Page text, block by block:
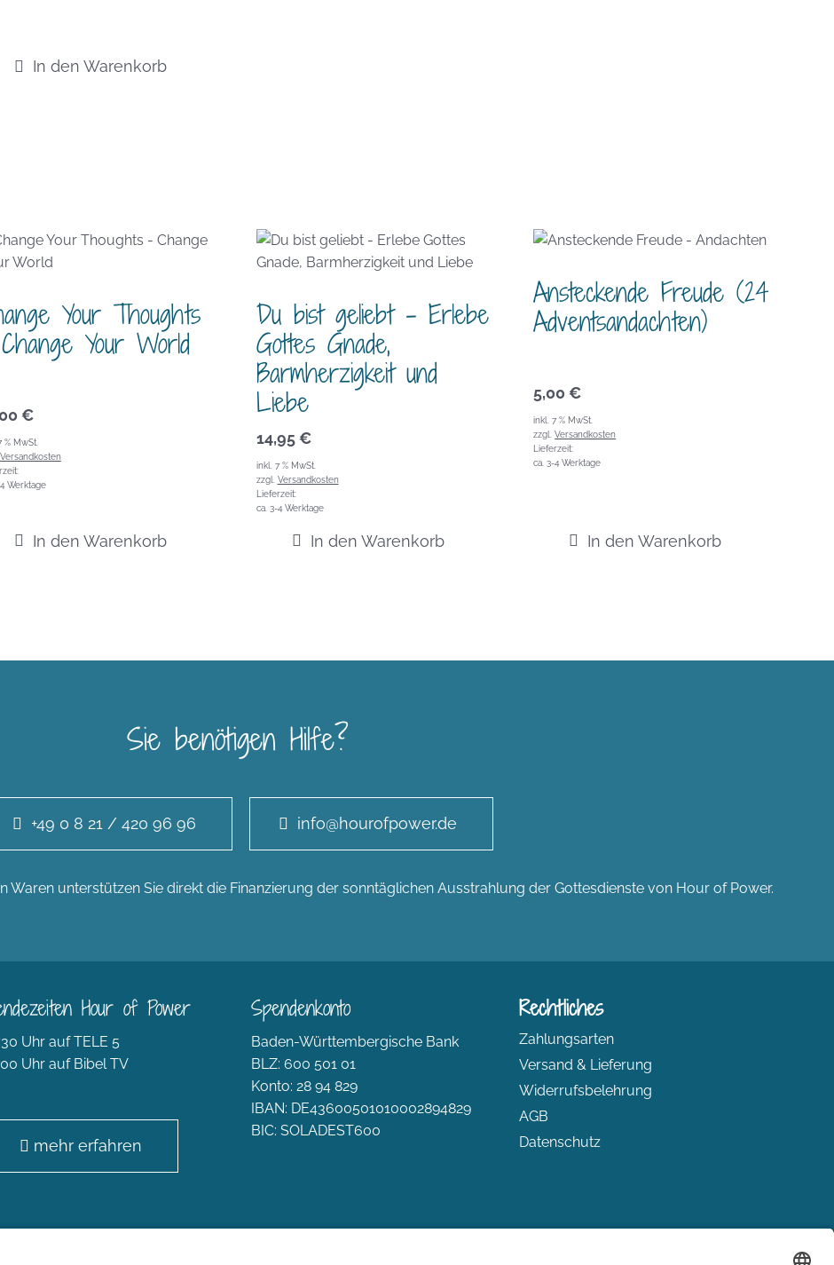
In den Warenkorb
Your Thoughts
Your World
€
% MwSt.
Versandkosten
Werktage
In den Warenkorb
Du bist geliebt – Erlebe
Gottes Gnade,
Barmherzigkeit und
Liebe
14,95 €
inkl. 7 % MwSt.
zzgl. Versandkosten
Lieferzeit:
ca. 3-4 Werktage
In den Warenkorb
Ansteckende Freude (24
Adventsandachten)
5,00 €
inkl. 7 % MwSt.
zzgl.Versandkosten
Lieferzeit:
ca. 3-4 Werktage
In den Warenkorb
Sie benötigen Hilfe?
+49 0 8 21 / 420 96 96 info@hourofpower.de
Waren unterstützen Sie direkt die Finanzierung der sonntäglichen Ausstrahlung der Gottesdienste von Hour of Power.
Hour of Power
Uhr auf TELE 5
Uhr auf Bibel TV
mehr erfahren
Spendenkonto
Baden-Württembergische Bank
BLZ: 600 501 01
Konto: 28 94 829
IBAN: DE43600501010002894829
BIC: SOLADEST600
Rechtliches
Zahlungsarten
Versand & Lieferung
Widerrufsbelehrung
AGB
Datenschutz